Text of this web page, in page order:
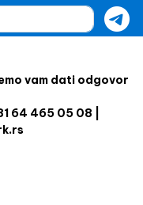
vam dati odgovor
64 465 05 08 |